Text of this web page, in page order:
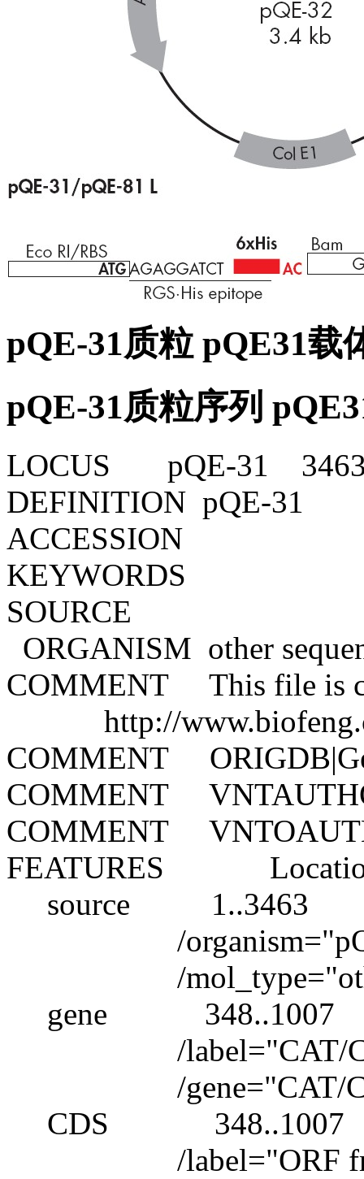
pQE-31质粒 pQE31载
pQE-31质粒序列
LOCUS pQE-31
DEFINITION pQE-31
ACCESSION
KEYWORDS
SOURCE
ORGANISM other
COMMENT This file is
http://
COMMENT
COMMENT
COMMENT
FEATURES
source 1..3463
/
/
gene 348..1007
/label="CAT/
/gene="CAT/
CDS 348..1007
/label="ORF